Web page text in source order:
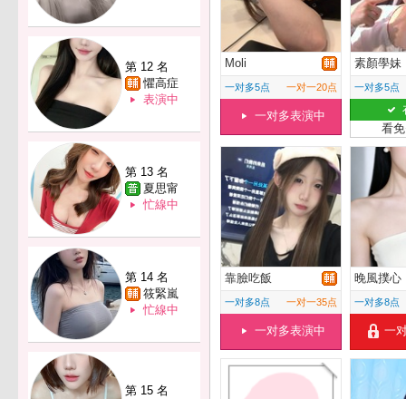
第 12 名
懼高症
表演中
第 13 名
夏思甯
忙線中
第 14 名
筱緊嵐
忙線中
第 15 名
Moli
一对多5点 一对一20点
一对多表演中
素顏學妹
一对多5点
看
靠臉吃飯
一对多8点 一对一35点
一对多表演中
晚風撲心
一对多8点
一